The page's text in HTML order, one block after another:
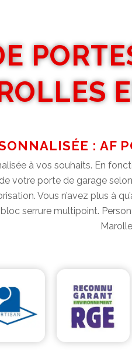
: AF
à vos souhaits. En
votre porte de garage
Vous n’avez plus à
serrure multipoint.